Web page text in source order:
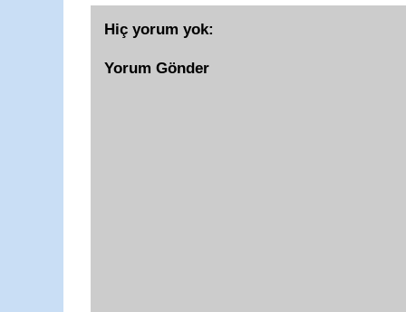
Hiç yorum yok:
Yorum Gönder